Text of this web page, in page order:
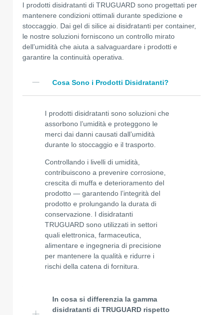
I prodotti disidratanti di TRUGUARD sono progettati per
mantenere condizioni ottimali durante spedizione e
stoccaggio. Dai gel di silice ai disidratanti per container,
le nostre soluzioni forniscono un controllo mirato
dell’umidità che aiuta a salvaguardare i prodotti e
garantire la continuità operativa.
Cosa Sono i Prodotti Disidratanti?
I prodotti disidratanti sono soluzioni che
assorbono l’umidità e proteggono le
merci dai danni causati dall’umidità
durante lo stoccaggio e il trasporto.
Controllando i livelli di umidità,
contribuiscono a prevenire corrosione,
crescita di muffa e deterioramento del
prodotto — garantendo l’integrità del
prodotto e prolungando la durata di
conservazione. I disidratanti
TRUGUARD sono utilizzati in settori
quali elettronica, farmaceutica,
alimentare e ingegneria di precisione
per mantenere la qualità e ridurre i
rischi della catena di fornitura.
In cosa si differenzia la gamma
disidratanti di TRUGUARD rispetto